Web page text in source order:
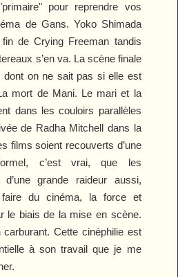
pour reprendre vos
de Gans. Yoko Shimada
fin deCrying Freeman tandis
s’en va. La scène finale
dont on ne sait pas si elle est
mort de Mani. Le mari et la
dans les couloirs parallèles
de Radha Mitchell dans la
films soient recouverts d’une
c’est vrai, que les
d’une grande raideur aussi,
du cinéma, la force et
le biais de la mise en scène.
Cette cinéphilie est
à son travail que je me